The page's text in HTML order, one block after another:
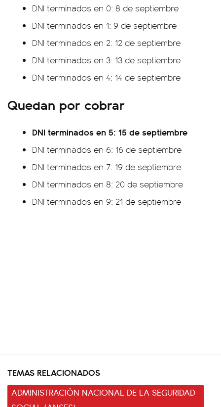
DNI terminados en 0: 8 de septiembre
DNI terminados en 1: 9 de septiembre
DNI terminados en 2: 12 de septiembre
DNI terminados en 3: 13 de septiembre
DNI terminados en 4: 14 de septiembre
Quedan por cobrar
DNI terminados en 5: 15 de septiembre
DNI terminados en 6: 16 de septiembre
DNI terminados en 7: 19 de septiembre
DNI terminados en 8: 20 de septiembre
DNI terminados en 9: 21 de septiembre
TEMAS RELACIONADOS
ADMINISTRACIÓN NACIONAL DE LA SEGURIDAD